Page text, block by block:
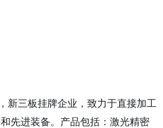
新三板挂牌企业，致力于直接加工
先进装备。产品包括：激光精密